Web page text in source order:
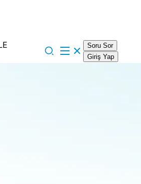
Soru Sor
Giriş Yap